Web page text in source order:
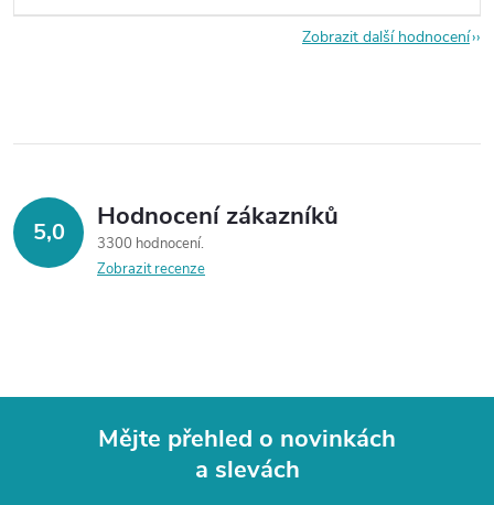
Zobrazit další hodnocení
5,0 Hodnocení zákazníků
3300 hodnocení
Zobrazit recenze
Mějte přehled o novinkách
a slevách